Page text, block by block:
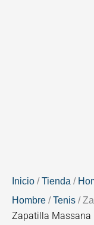
Inicio /Tienda /
Hombre /Tenis /
Zapatilla Massana